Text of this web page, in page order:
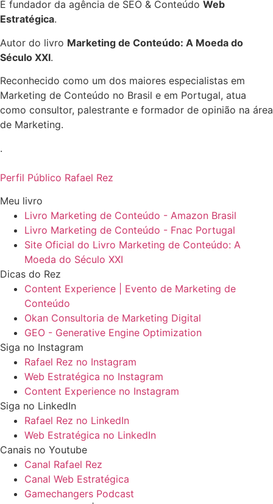
É fundador da agência de SEO & Conteúdo Web
Estratégica.
Autor do livro Marketing de Conteúdo: A Moeda do
Século XXI.
Reconhecido como um dos maiores especialistas em
Marketing de Conteúdo no Brasil e em Portugal, atua
como consultor, palestrante e formador de opinião na área
de Marketing.
.
Perfil Público Rafael Rez
Meu livro
Livro Marketing de Conteúdo - Amazon Brasil
Livro Marketing de Conteúdo - Fnac Portugal
Site Oficial do Livro Marketing de Conteúdo: A
Moeda do Século XXI
Dicas do Rez
Content Experience | Evento de Marketing de
Conteúdo
Okan Consultoria de Marketing Digital
GEO - Generative Engine Optimization
Siga no Instagram
Rafael Rez no Instagram
Web Estratégica no Instagram
Content Experience no Instagram
Siga no LinkedIn
Rafael Rez no LinkedIn
Web Estratégica no LinkedIn
Canais no Youtube
Canal Rafael Rez
Canal Web Estratégica
Gamechangers Podcast